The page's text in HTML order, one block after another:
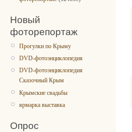
Новый
фоторепортаж
Прогулки по Крыму
DVD-фотоэнциклопедия
DVD-фотоэнциклопедия
Сказочный Крым
Крымские свадьбы
ярмарка выставка
Опрос